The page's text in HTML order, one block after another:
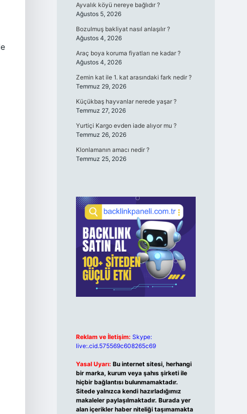
Ayvalık köyü nereye bağlıdır ?
Ağustos 5, 2026
Bozulmuş bakliyat nasıl anlaşılır ?
Ağustos 4, 2026
Araç boya koruma fiyatları ne kadar ?
Ağustos 4, 2026
Zemin kat ile 1. kat arasındaki fark nedir ?
Temmuz 29, 2026
Küçükbaş hayvanlar nerede yaşar ?
Temmuz 27, 2026
Yurtiçi Kargo evden iade alıyor mu ?
Temmuz 26, 2026
Klonlamanın amacı nedir ?
Temmuz 25, 2026
Reklam ve İletişim: Skype:
live:.cid.575569c608265c69
Yasal Uyarı: Bu internet sitesi, herhangi
bir marka, kurum veya şahıs şirketi ile
hiçbir bağlantısı bulunmamaktadır.
Sitede yalnızca kendi hazırladığımız
makaleler paylaşılmaktadır. Burada yer
alan içerikler haber niteliği taşımamakta